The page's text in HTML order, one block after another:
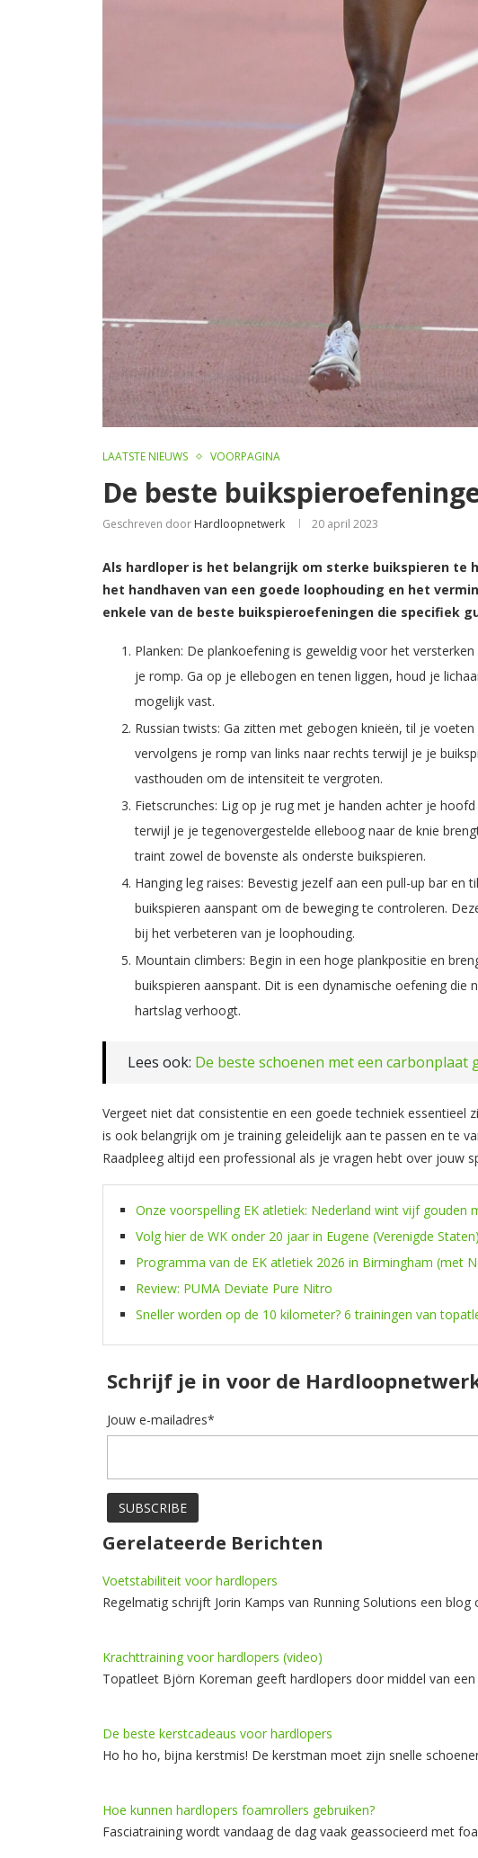
LAATSTE NIEUWS VOORPAGINA
De beste
Geschreven door Hardloopnetwerk 20 april 2023
Als hardloper is het belangrijk om sterke buikspieren te
het handhaven van een goede loophouding en het
enkele van de beste buikspieroefeningen die specifiek
Planken: De plankoefening is geweldig voor het
je romp. Ga op je ellebogen en tenen liggen, houd je
mogelijk vast.
Russian twists: Ga zitten met gebogen knieën, til je
vervolgens je romp van links naar rechts terwijl je je
vasthouden om de intensiteit te vergroten.
Fietscrunches: Lig op je rug met je handen achter je
terwijl je je tegenovergestelde elleboog naar de knie
traint zowel de bovenste als onderste buikspieren.
Hanging leg raises: Bevestig jezelf aan een pull-up bar
buikspieren aanspant om de beweging te controleren.
bij het verbeteren van je loophouding.
Mountain climbers: Begin in een hoge plankpositie en
buikspieren aanspant. Dit is een dynamische oefening
hartslag verhoogt.
Lees ook: De beste schoenen met een carbonplaat
Vergeet niet dat consistentie en een goede techniek essentieel
is ook belangrijk om je training geleidelijk aan te passen en te
Raadpleeg altijd een professional als je vragen hebt over jouw
Onze voorspelling EK atletiek: Nederland wint vijf gouden
Volg hier de WK onder 20 jaar in Eugene (Verenigde Staten)
Programma van de EK atletiek 2026 in Birmingham (met
Review: PUMA Deviate Pure Nitro
Sneller worden op de 10 kilometer? 6 trainingen van
Schrijf je in voor de
Jouw e-mailadres*
Gerelateerde Berichten
Voetstabiliteit voor hardlopers
Regelmatig schrijft Jorin Kamps van Running Solutions een
Krachttraining voor hardlopers (video)
Topatleet Björn Koreman geeft hardlopers door middel van
De beste kerstcadeaus voor hardlopers
Ho ho ho, bijna kerstmis! De kerstman moet zijn snelle
Hoe kunnen hardlopers foamrollers gebruiken?
Fasciatraining wordt vandaag de dag vaak geassocieerd met